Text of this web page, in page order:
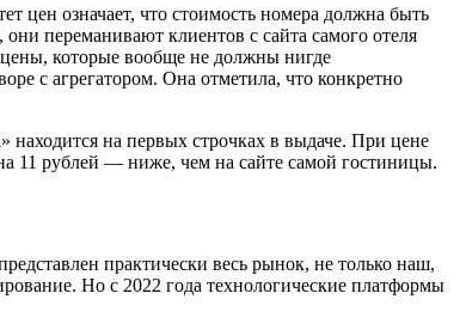
цен означает, что стоимость номера должна быть
переманивают клиентов с сайта самого отеля
которые вообще не должны нигде
с агрегатором. Она отметила, что конкретно
на первых строчках в выдаче. При цене
11 рублей — ниже, чем на сайте самой гостиницы.
практически весь рынок, не только наш,
Но с 2022 года технологические платформы